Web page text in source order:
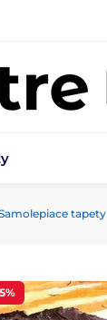
tapety